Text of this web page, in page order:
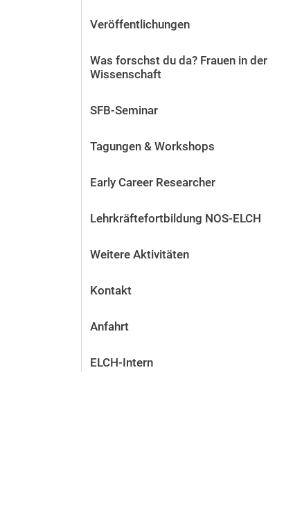
Veröffentlichungen
Was forschst du da? Frauen in der
Wissenschaft
SFB-Seminar
Tagungen & Workshops
Early Career Researcher
Lehrkräftefortbildung NOS-ELCH
Weitere Aktivitäten
Kontakt
Anfahrt
ELCH-Intern